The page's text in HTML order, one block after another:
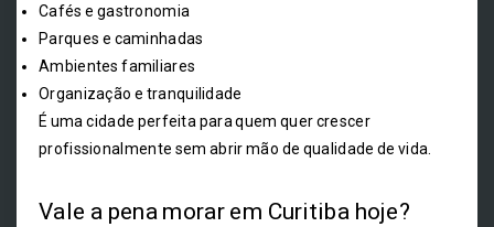
Cafés e gastronomia
Parques e caminhadas
Ambientes familiares
Organização e tranquilidade
É uma cidade perfeita para quem quer crescer
profissionalmente sem abrir mão de qualidade de vida.
Vale a pena morar em Curitiba hoje?